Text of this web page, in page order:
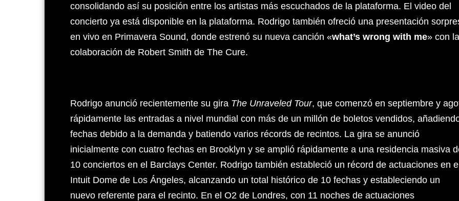
consolidando así su posición entre los artistas más escuchados de la plataforma. El video del
concierto ya está disponible en la plataforma. Rodrigo también ofreció una presentación
en vivo en Primavera Sound, donde estrenó su nueva canción «what’s wrong with me» con la
colaboración de Robert Smith de The Cure.
Rodrigo anunció recientemente su gira The Unraveled Tour, que comenzó en septiembre y
rápidamente las entradas a nivel mundial con más de un millón de boletos vendidos,
fechas debido a la demanda y batiendo varios récords de recintos. La gira se anunció
inicialmente con cuatro fechas en Brooklyn y se amplió rápidamente a una residencia masiva
10 conciertos en el Barclays Center. Rodrigo también estableció un récord de actuaciones en
Intuit Dome de Los Ángeles, alcanzando un total histórico de 10 fechas y estableciendo un
nuevo referente para el recinto. En el O2 de Londres, con 11 noches de actuaciones